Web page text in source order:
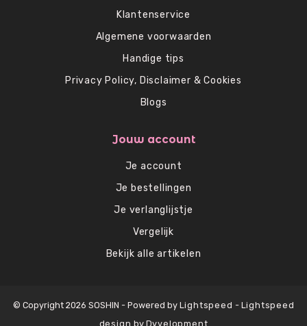
Klantenservice
Algemene voorwaarden
Handige tips
Privacy Policy, Disclaimer & Cookies
Blogs
Jouw account
Je account
Je bestellingen
Je verlanglijstje
Vergelijk
Bekijk alle artikelen
© Copyright 2026 SOSHIN - Powered by Lightspeed - Lightspeed
design by Dyvelopment